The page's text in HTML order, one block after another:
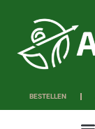
BESTELLEN